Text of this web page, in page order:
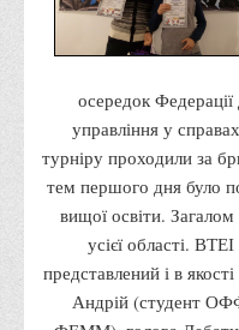
Економіки,
Кафедри
Маркетингу та реклами
Товарознавства,
підприємництва
Туризму та
Фізичного виховання
Менеджменту та
Інноваційної
осередок
управління у
турніру проходили за
тем першого дня було
вищої освіти.
усієї області.
представлений і в
Андрій (студент